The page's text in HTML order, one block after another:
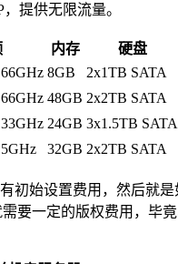
提供无限流量。
内存 硬盘
8GB 2x1TB SATA
48GB 2x2TB SATA
24GB 3x1.5TB SATA
32GB 2x2TB SATA
有初始设置费用，然后就
要一定的版权费用，毕竟